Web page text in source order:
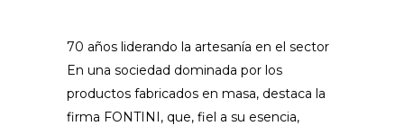
70 años liderando la artesanía en el sector
En una sociedad dominada por los
productos fabricados en masa, destaca la
firma FONTINI, que, fiel a su esencia,